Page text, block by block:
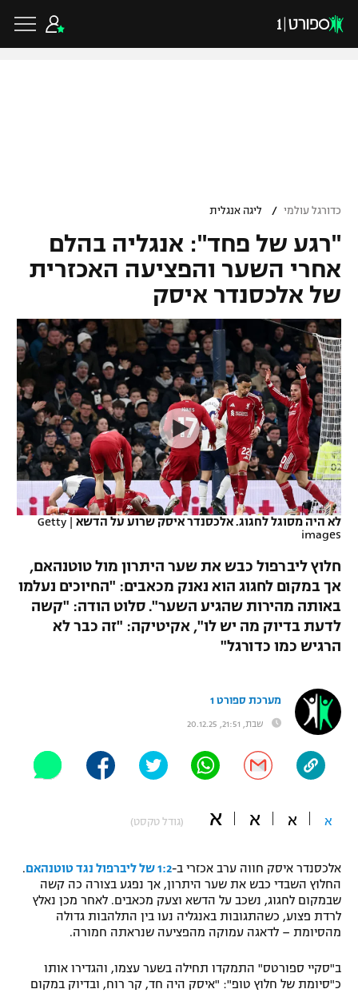
VOD
רץ ברשת
תוצאות
לוח שידורים
ברחבה
"מחצית בשכונה" – פודקאסט
תקנון עבור פעילות אלקטרה
תקנון עבור פעילות ספורט 1 – "מרלן"
גיימינג E-Sports
גביע הטוטו
ליגיונרים
גביע המדינה
נבחרת ישראל
מכבי חיפה
בית"ר ירושלים
מכבי תל אביב
הפועל תל אביב
הפועל חיפה
הפועל באר שבע
מכבי נתניה
ליגת האלופות
ליגה אירופית
ליגה אנגלית
ליגה גרמנית
ליגה ספרדית
ליגה איטלקית
ליגה צרפתית
ליגה הולנדית
ליגה סינית
ליגה ברזילאית
כדורסל ישראלי
ליגת ווינר סל
ליגה לאומית
כדורסל נשים
מכבי תל אביב
הפועל חולון
הפועל ירושלים
דני אבדיה
כדורסל עולמי
NBA
יורוליג
יורוקאפ
ענפים נוספים
טניס
כדוריד
כדורעף
שחייה
ג'ודו
אגרוף
ספורט אולימפי
היאבקות WWE
אופניים
כדורמים
פוטבול אמריקאי NFL
בייסבול MLB
ספורט אתגרי ואקסטרים
אומנויות לחימה
כדורגל עולמי / ליגה אנגלית
"רגע של פחד": אנגליה בהלם
אחרי השער והפציעה האכזרית
של אלכסנדר איסק
לא היה מסוגל לחגוג. אלכסנדר איסק שרוע על הדשא |
Getty
images
חלוץ ליברפול כבש את שער היתרון מול טוטנהאם,
אך במקום לחגוג הוא נאנק מכאבים: "החיוכים נעלמו
באותה מהירות שהגיע השער". סלוט הודה: "קשה
לדעת בדיוק מה יש לו", אקיטיקה: "זה כבר לא
הרגיש כמו כדורגל"
מערכת ספורט 1
שבת, 21:51, 20.12.25
א א א א (גודל טקסט)
אלכסנדר איסק חווה ערב אכזרי ב-1:2 של ליברפול נגד טוטנהאם
.
החלוץ השבדי כבש את שער היתרון, אך נפגע בצורה כה קשה
שבמקום לחגוג, נשכב על הדשא וצעק מכאבים. לאחר מכן נאלץ
לרדת פצוע, כשהתגובות באנגליה נעו בין התלהבות גדולה
מהסיומת – לדאגה עמוקה מהפציעה שנראתה חמורה.
ב"סקיי ספורטס" התמקדו תחילה בשער עצמו, והגדירו אותו
כ"סיומת של חלוץ טופ": "איסק היה חד, קר רוח, ובדיוק במקום